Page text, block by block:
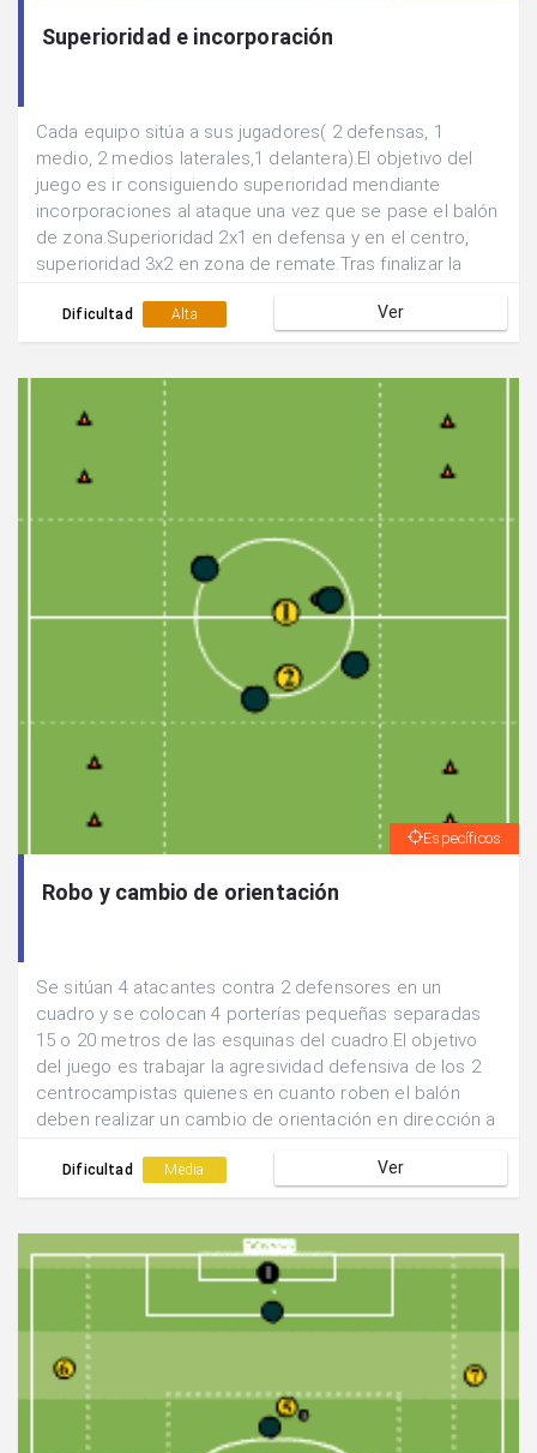
Superioridad e incorporación
Cada equipo sitúa a sus jugadores( 2 defensas, 1
medio, 2 medios laterales,1 delantera).El objetivo del
juego es ir consiguiendo superioridad mendiante
incorporaciones al ataque una vez que se pase el balón
de zona.Superioridad 2x1 en defensa y en el centro,
superioridad 3x2 en zona de remate.Tras finalizar la
jugadores.Realizar el juego de manera continuada.
Dificultad Alta Ver
Específicos
Robo y cambio de orientación
Se sitúan 4 atacantes contra 2 defensores en un
cuadro y se colocan 4 porterías pequeñas separadas
15 o 20 metros de las esquinas del cuadro.El objetivo
del juego es trabajar la agresividad defensiva de los 2
centrocampistas quienes en cuanto roben el balón
deben realizar un cambio de orientación en dirección a
robos.
Dificultad Media Ver